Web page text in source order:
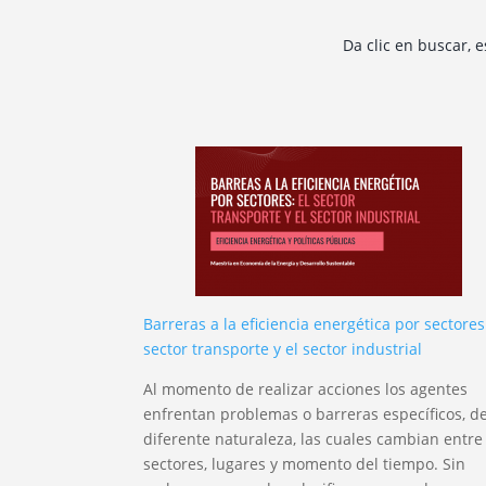
Da clic en buscar,
Barreras a la eficiencia energética por
sector transporte y el sector industrial
Al momento de realizar acciones los agentes
enfrentan problemas o barreras específicos,
diferente naturaleza, las cuales cambian entre
sectores, lugares y momento del tiempo. Sin